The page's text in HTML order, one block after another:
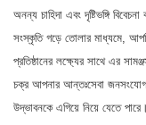
অনন্য চাহিদা এবং দৃষ্টিভঙ্গি
সংস্কৃতি গড়ে তোলার মাধ্যমে,
প্রতিষ্ঠানের লক্ষ্যের সাথে এর
চক্র আপনার আন্তঃসেবা
উদ্ভাবনকে এগিয়ে নিয়ে যেতে পারে।